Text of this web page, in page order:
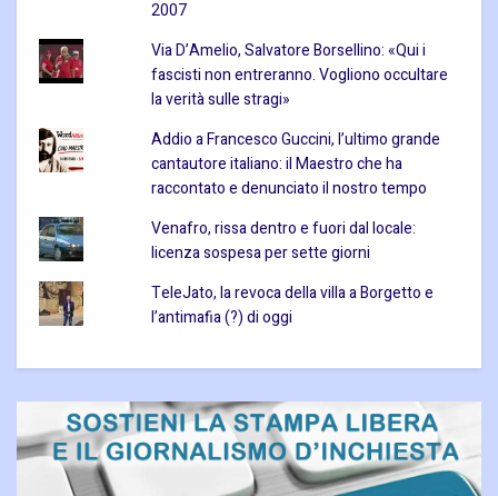
2007
Via D’Amelio, Salvatore Borsellino: «Qui i
fascisti non entreranno. Vogliono occultare
la verità sulle stragi»
Addio a Francesco Guccini, l’ultimo grande
cantautore italiano: il Maestro che ha
raccontato e denunciato il nostro tempo
Venafro, rissa dentro e fuori dal locale:
licenza sospesa per sette giorni
TeleJato, la revoca della villa a Borgetto e
l’antimafia (?) di oggi